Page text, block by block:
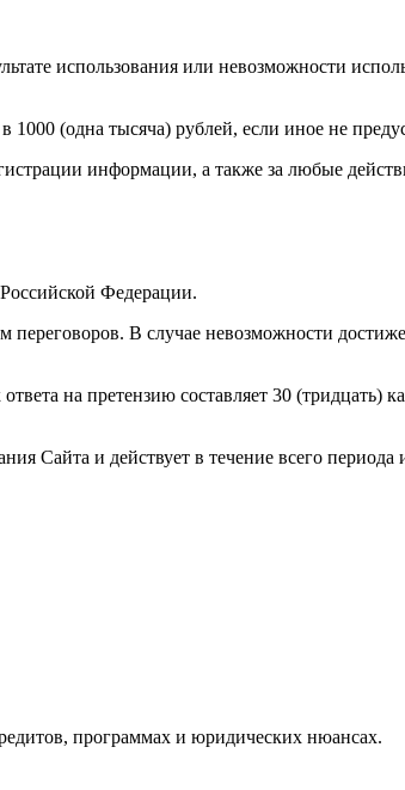
использования или невозможности
(одна тысяча) рублей, если иное не
информации, а также за любые
Российской Федерации.
В случае невозможности
на претензию составляет 30 (тридцать)
Сайта и действует в течение всего периода
программах и юридических нюансах.